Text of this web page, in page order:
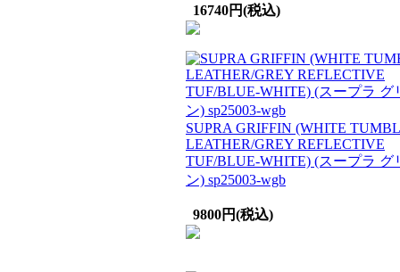
16740円(税込)
SUPRA GRIFFIN (WHITE
LEATHER/GREY REFLECTIVE
TUF/BLUE-WHITE) (スープラ グ
ン) sp25003-wgb
9800円(税込)